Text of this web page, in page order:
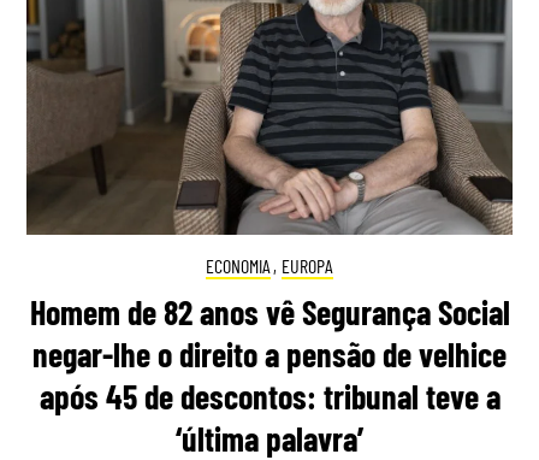
ECONOMIA , EUROPA
Homem de 82 anos vê Segurança Social
negar-lhe o direito a pensão de velhice
após 45 de descontos: tribunal teve a
‘última palavra’